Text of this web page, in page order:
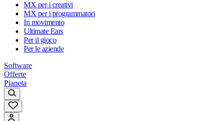
MX per i creativi
MX per i programmatori
In movimento
Ultimate Ears
Per il gioco
Per le aziende
Software
Offerte
Pianeta